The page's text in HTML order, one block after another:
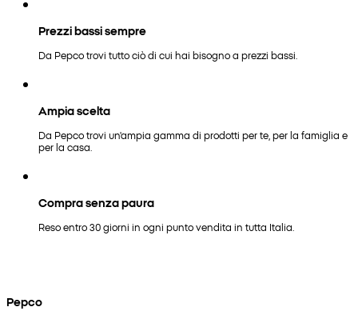
Prezzi bassi sempre
Da Pepco trovi tutto ciò di cui hai bisogno a prezzi bassi.
Ampia scelta
Da Pepco trovi un'ampia gamma di prodotti per te, per la famiglia e
per la casa.
Compra senza paura
Reso entro 30 giorni in ogni punto vendita in tutta Italia.
Pepco